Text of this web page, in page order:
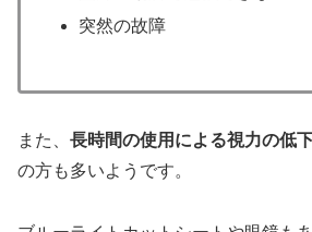
突然の故障
また、 長時間の使用による視力の低
の方も多いようです。